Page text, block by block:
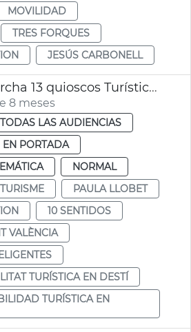
MOVILIDAD
TRES FORQUES
JESÚS CARBONELL
Puesta en marcha 13 quioscos Turísticos Inteligentes
8 meses
TODAS LAS AUDIENCIAS
EN PORTADA
NORMAL
TURISME
PAULA LLOBET
10 SENTIDOS
VALÈNCIA
TURÍSTICA EN DESTÍ
TURÍSTICA EN